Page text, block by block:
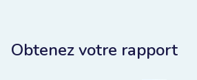
Obtenez votre rapport